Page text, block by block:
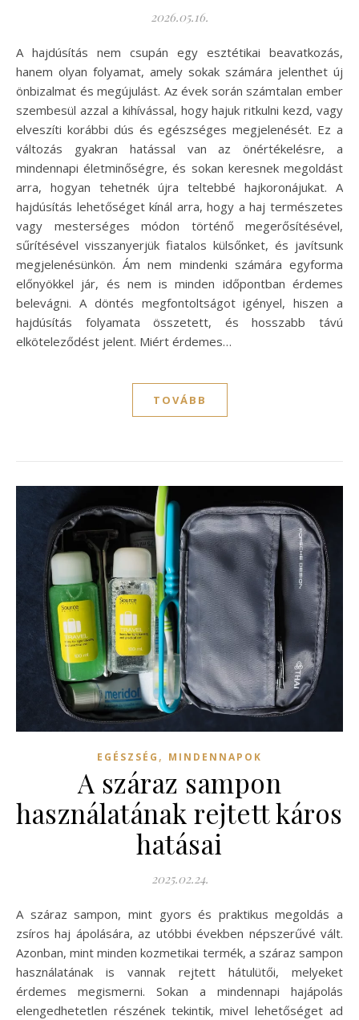
2026.05.16.
A hajdúsítás nem csupán egy esztétikai beavatkozás,
hanem olyan folyamat, amely sokak számára jelenthet új
önbizalmat és megújulást. Az évek során számtalan ember
szembesül azzal a kihívással, hogy hajuk ritkulni kezd, vagy
elveszíti korábbi dús és egészséges megjelenését. Ez a
változás gyakran hatással van az önértékelésre, a
mindennapi életminőségre, és sokan keresnek megoldást
arra, hogyan tehetnék újra teltebbé hajkoronájukat. A
hajdúsítás lehetőséget kínál arra, hogy a haj természetes
vagy mesterséges módon történő megerősítésével,
sűrítésével visszanyerjük fiatalos külsőnket, és javítsunk
megjelenésünkön. Ám nem mindenki számára egyforma
előnyökkel jár, és nem is minden időpontban érdemes
belevágni. A döntés megfontoltságot igényel, hiszen a
hajdúsítás folyamata összetett, és hosszabb távú
elköteleződést jelent. Miért érdemes…
TOVÁBB
EGÉSZSÉG , MINDENNAPOK
A száraz sampon
használatának rejtett káros
hatásai
2025.02.24.
A száraz sampon, mint gyors és praktikus megoldás a
zsíros haj ápolására, az utóbbi években népszerűvé vált.
Azonban, mint minden kozmetikai termék, a száraz sampon
használatának is vannak rejtett hátulütői, melyeket
érdemes megismerni. Sokan a mindennapi hajápolás
elengedhetetlen részének tekintik, mivel lehetőséget ad